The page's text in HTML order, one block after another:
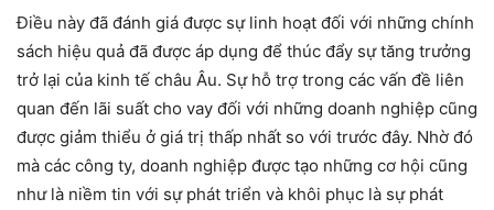
Điều này đã đánh giá được sự linh hoạt đối với những chính
sách hiệu quả đã được áp dụng để thúc đẩy sự tăng trưởng
trở lại của kinh tế châu Âu. Sự hỗ trợ trong các vấn đề liên
quan đến lãi suất cho vay đối với những doanh nghiệp cũng
được giảm thiểu ở giá trị thấp nhất so với trước đây. Nhờ đó
mà các công ty, doanh nghiệp được tạo những cơ hội cũng
như là niềm tin với sự phát triển và khôi phục là sự phát